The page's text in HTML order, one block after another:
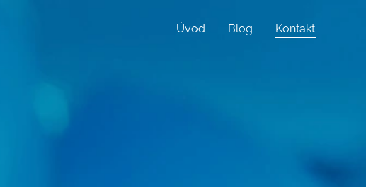
Úvod Blog Kontakt